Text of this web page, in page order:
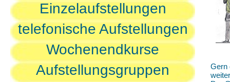
Einzelaufstellungen
telefonische Aufstellungen
Wochenendkurse
Aufstellungsgruppen
Gern